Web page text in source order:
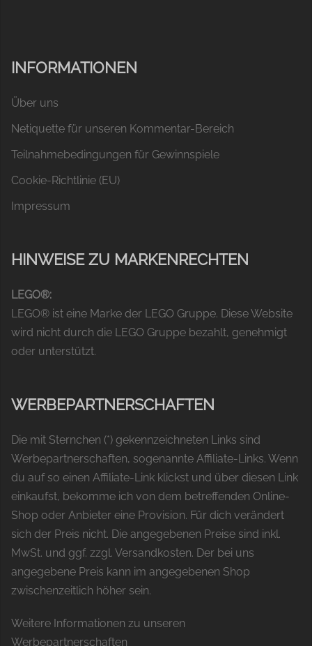
INFORMATIONEN
Über uns
Netiquette für unseren Kommentar-Bereich
Teilnahmebedingungen für Gewinnspiele
Cookie-Richtlinie (EU)
Impressum
HINWEISE ZU MARKENRECHTEN
LEGO®:
LEGO® ist eine Marke der LEGO Gruppe. Diese Website
wird nicht durch die LEGO Gruppe bezahlt, genehmigt
oder unterstützt.
WERBEPARTNERSCHAFTEN
Die mit Sternchen (*) gekennzeichneten Links sind
Werbepartnerschaften, sogenannte Affiliate-Links. Wenn
du auf so einen Affiliate-Link klickst und über diesen Link
einkaufst, bekomme ich von dem betreffenden Online-
Shop oder Anbieter eine Provision. Für dich verändert
sich der Preis nicht. Die angegebenen Preise sind inkl.
MwSt. und ggf. zzgl. Versandkosten. Der bei uns
angegebene Preis kann im angegebenen Shop
zwischenzeitlich höher sein.
Weitere Informationen zu unseren
Werbepartnerschaften